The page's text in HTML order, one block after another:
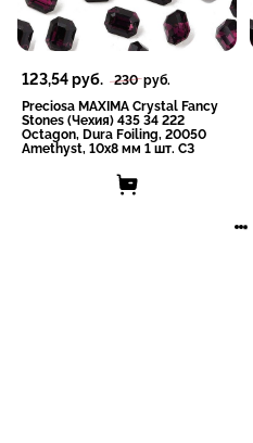
123,54руб. 230руб.
Preciosa MAXIMA Crystal Fancy
Stones (Чехия) 435 34 222
Octagon, Dura Foiling, 20050
Amethyst, 10x8 мм 1 шт. СЗ